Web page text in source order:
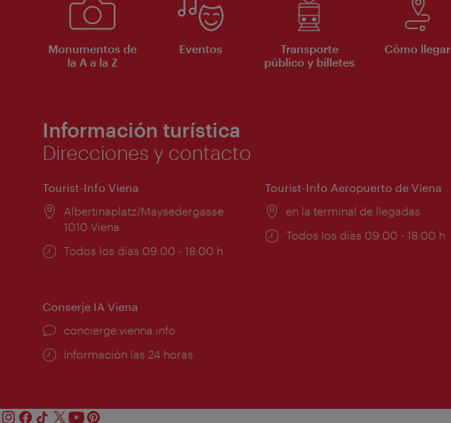
Monumentos de
la A a la Z
Eventos
Transporte
público y billetes
Cómo llegar
Información turística
Direcciones y contacto
Tourist-Info Viena
Lugar:
Albertinaplatz/Maysedergasse
1010 Viena
Horarios
Todos los días 09:00 - 18:00 h
Tourist-Info Aeropuerto de Viena
Lugar:
en la terminal de llegadas
Horarios
Todos los días 09:00 - 18:00 h
Conserje IA Viena
concierge.vienna.info
Información las 24 horas